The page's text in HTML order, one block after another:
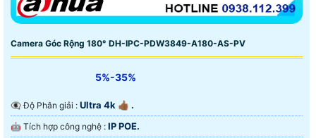
Camera Góc Rộng 180° DH-IPC-PDW3849-A180-AS-PV
5%-35%
👁️‍🗨 Độ Phân giải : Ultra 4k 👍🏾 .
🤖️ Tích hợp công nghệ : IP POE.